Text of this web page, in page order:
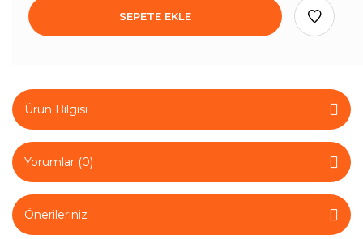
SEPETE EKLE
Ürün Bilgisi
Yorumlar (0)
Önerileriniz